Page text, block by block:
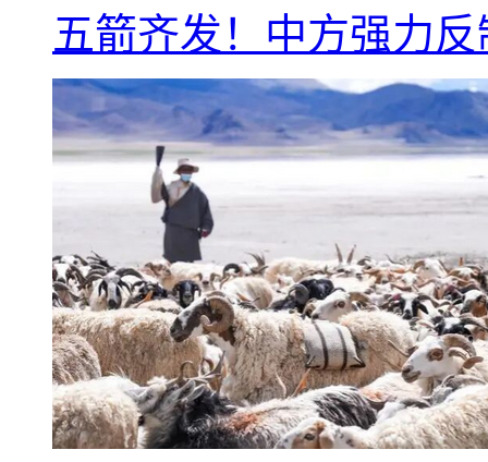
五箭齐发！中方强力